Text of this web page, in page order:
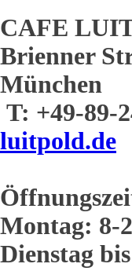
CAFE
Brienner
München
T: +49-89-
luitpold.de
Montag: 8-
Dienstag